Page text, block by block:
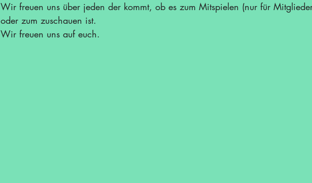
Wir freuen uns über jeden der kommt, ob es zum Mitspielen (nur für
oder zum zuschauen ist.
Wir freuen uns auf euch.